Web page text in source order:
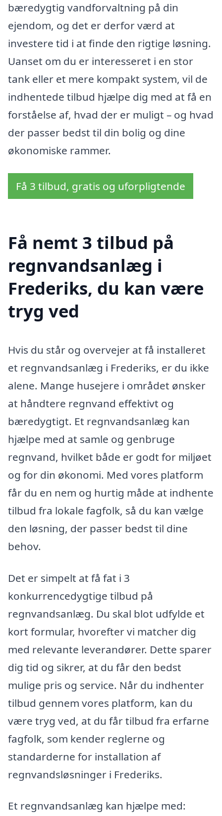
bæredygtig vandforvaltning på din
ejendom, og det er derfor værd at
investere tid i at finde den rigtige løsning.
Uanset om du er interesseret i en stor
tank eller et mere kompakt system, vil de
indhentede tilbud hjælpe dig med at få en
forståelse af, hvad der er muligt – og hvad
der passer bedst til din bolig og dine
økonomiske rammer.
Få 3 tilbud, gratis og uforpligtende
Få nemt 3 tilbud på
regnvandsanlæg i
Frederiks, du kan være
tryg ved
Hvis du står og overvejer at få installeret
et regnvandsanlæg i Frederiks, er du ikke
alene. Mange husejere i området ønsker
at håndtere regnvand effektivt og
bæredygtigt. Et regnvandsanlæg kan
hjælpe med at samle og genbruge
regnvand, hvilket både er godt for miljøet
og for din økonomi. Med vores platform
får du en nem og hurtig måde at indhente
tilbud fra lokale fagfolk, så du kan vælge
den løsning, der passer bedst til dine
behov.
Det er simpelt at få fat i 3
konkurrencedygtige tilbud på
regnvandsanlæg. Du skal blot udfylde et
kort formular, hvorefter vi matcher dig
med relevante leverandører. Dette sparer
dig tid og sikrer, at du får den bedst
mulige pris og service. Når du indhenter
tilbud gennem vores platform, kan du
være tryg ved, at du får tilbud fra erfarne
fagfolk, som kender reglerne og
standarderne for installation af
regnvandsløsninger i Frederiks.
Et regnvandsanlæg kan hjælpe med: